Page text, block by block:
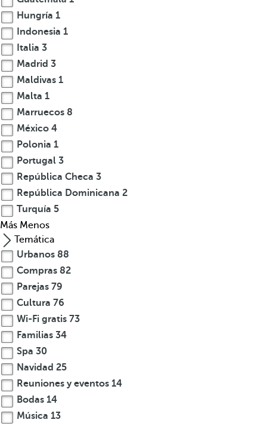
Hungría 1
Indonesia 1
Italia 3
Madrid 3
Maldivas 1
Malta 1
Marruecos 8
México 4
Polonia 1
Portugal 3
República Checa 3
República Dominicana 2
Turquía 5
Más Menos
Temática
Urbanos 88
Compras 82
Parejas 79
Cultura 76
Wi-Fi gratis 73
Familias 34
Spa 30
Navidad 25
Reuniones y eventos 14
Bodas 14
Música 13